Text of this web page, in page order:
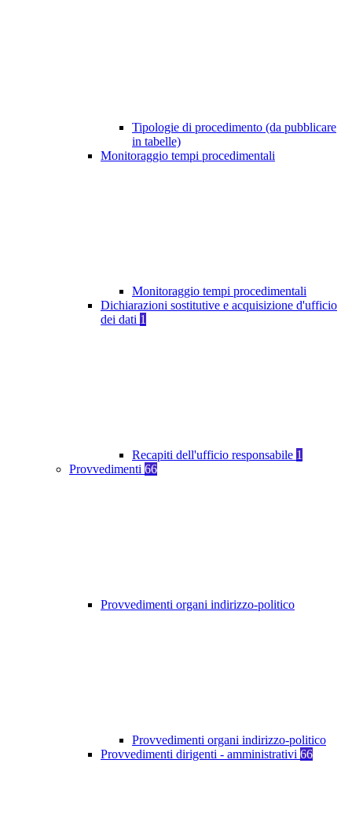
Tipologie di procedimento (da pubblicare
in tabelle)
Monitoraggio tempi procedimentali
Monitoraggio tempi procedimentali
Dichiarazioni sostitutive e acquisizione d'ufficio
dei dati 1
Recapiti dell'ufficio responsabile 1
Provvedimenti 66
Provvedimenti organi indirizzo-politico
Provvedimenti organi indirizzo-politico
Provvedimenti dirigenti - amministrativi 66